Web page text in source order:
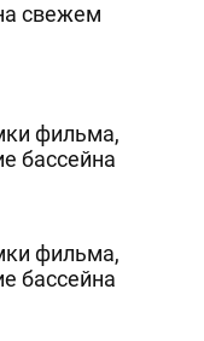
свежем
фильма,
бассейна
фильма,
бассейна